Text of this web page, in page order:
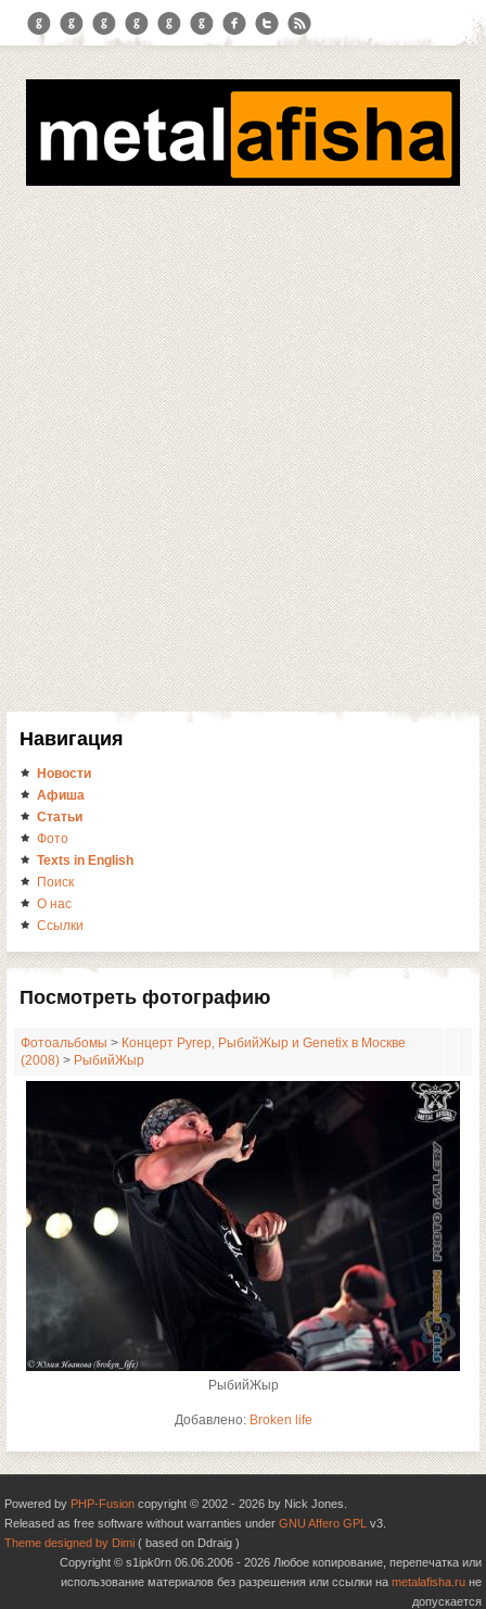
Навигация
Новости
Афиша
Статьи
Фото
Texts in English
Поиск
О нас
Ссылки
Посмотреть фотографию
Фотоальбомы > Концерт Ругер, РыбийЖыр и Genetix в Москве
(2008) > РыбийЖыр
РыбийЖыр
Добавлено: Broken life
Powered by PHP-Fusion copyright © 2002 - 2026 by Nick Jones.
Released as free software without warranties under GNU Affero GPL v3.
Theme designed by Dimi ( based on Ddraig )
Copyright © s1ipk0rn 06.06.2006 - 2026 Любое копирование, перепечатка или
использование материалов без разрешения или ссылки на metalafisha.ru не
допускается